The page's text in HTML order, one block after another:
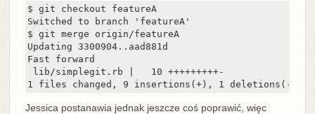
$ git checkout featureA
Switched to branch 'featureA'
$ git merge origin/featureA
Updating 3300904..aad881d
Fast forward
lib/simplegit.rb |   10 +++++++++-
1 files changed, 9 insertions(+), 1 deletions(-)
Jessica postanawia jednak jeszcze coś poprawić, więc